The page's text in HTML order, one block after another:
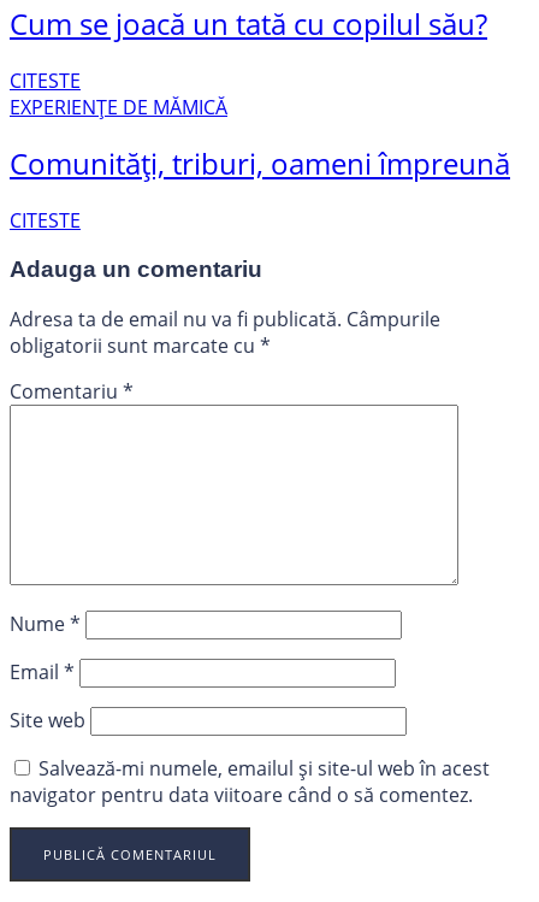
Cum se joacă un tată cu copilul său?
CITESTE
EXPERIENȚE DE MĂMICĂ
Comunități, triburi, oameni împreună
CITESTE
Adauga un comentariu
Adresa ta de email nu va fi publicată. Câmpurile
obligatorii sunt marcate cu *
Comentariu *
Nume*
Email *
Site web
Salvează-mi numele, emailul și site-ul web în acest
navigator pentru data viitoare când o să comentez.